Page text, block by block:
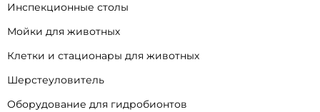
Инспекционные столы
Мойки для животных
Клетки и стационары для животных
Шерстеуловитель
Оборудование для гидробионтов